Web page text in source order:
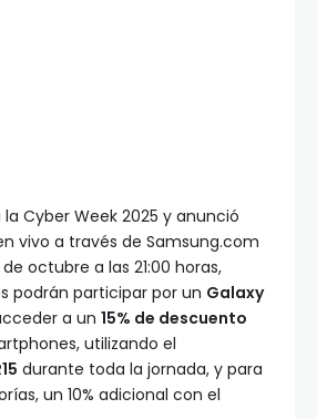
Cyber Week 2025 y anunció
vivo a través de Samsung.com
octubre a las 21:00 horas,
podrán participar por un Galaxy
a un 15% de descuento
utilizando el
durante toda la jornada, y para
un 10% adicional con el